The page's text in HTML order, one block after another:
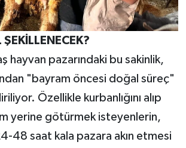
hayvan pazarındaki bu sakinlik,
"bayram öncesi doğal süreç"
Özellikle kurbanlığını alıp
yerine götürmek isteyenlerin,
48 saat kala pazara akın etmesi